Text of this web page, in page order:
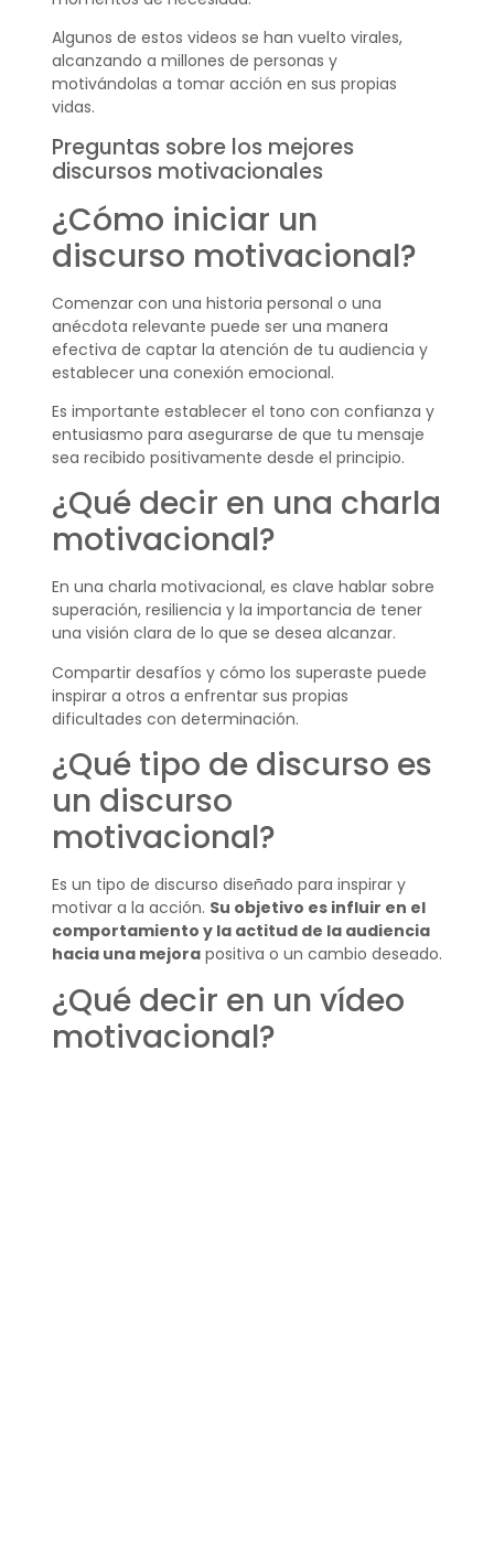
Algunos de estos videos se han vuelto virales,
alcanzando a millones de personas y
motivándolas a tomar acción en sus propias
vidas.
Preguntas sobre los mejores
discursos motivacionales
¿Cómo iniciar un
discurso motivacional?
Comenzar con una historia personal o una
anécdota relevante puede ser una manera
efectiva de captar la atención de tu audiencia y
establecer una conexión emocional.
Es importante establecer el tono con confianza y
entusiasmo para asegurarse de que tu mensaje
sea recibido positivamente desde el principio.
¿Qué decir en una charla
motivacional?
En una charla motivacional, es clave hablar sobre
superación, resiliencia y la importancia de tener
una visión clara de lo que se desea alcanzar.
Compartir desafíos y cómo los superaste puede
inspirar a otros a enfrentar sus propias
dificultades con determinación.
¿Qué tipo de discurso es
un discurso
motivacional?
Es un tipo de discurso diseñado para inspirar y
motivar a la acción. Su objetivo es influir en el
comportamiento y la actitud de la audiencia
hacia una mejorapositiva o un cambio deseado.
¿Qué decir en un vídeo
motivacional?